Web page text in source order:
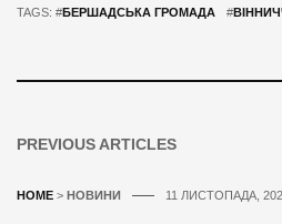
TAGS: #БЕРШАДСЬКА ГРОМАДА #
PREVIOUS ARTICLES
HOME > НОВИНИ 11 ЛИСТОПАДА,